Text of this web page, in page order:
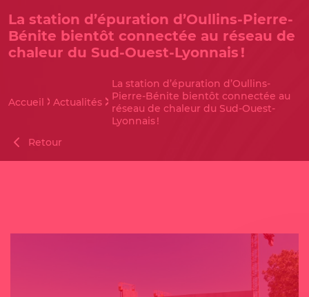
La station d’épuration d’Oullins-Pierre-
Bénite bientôt connectée au réseau de
chaleur du Sud-Ouest-Lyonnais !
Accueil Actualités
La station d’épuration d’Oullins-
Pierre-Bénite bientôt connectée au
réseau de chaleur du Sud-Ouest-
Lyonnais !
Retour